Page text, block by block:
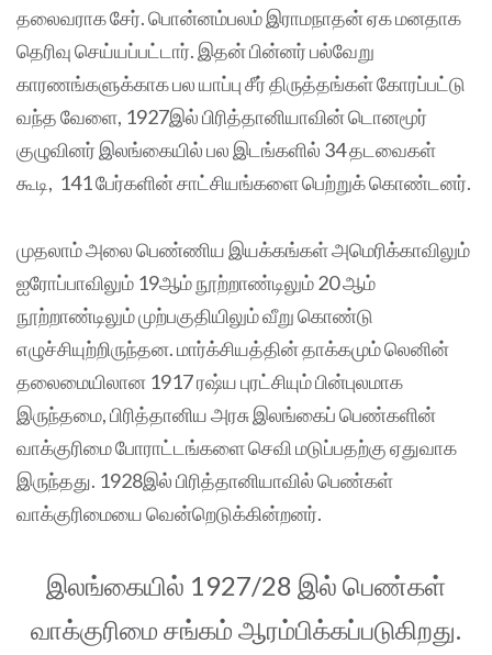
தலைவராக சேர். பொன்னம்பலம் இராமநாதன் ஏக மனதாக
தெரிவு செய்யப்பட்டார். இதன் பின்னர் பல்வேறு
காரணங்களுக்காக பல யாப்பு சீர் திருத்தங்கள் கோரப்பட்டு
வந்த வேளை, 1927இல் பிரித்தானியாவின் டொனமூர்
குழுவினர் இலங்கையில் பல இடங்களில் 34 தடவைகள்
கூடி, 141 பேர்களின் சாட்சியங்களை பெற்றுக் கொண்டனர்.
முதலாம் அலை பெண்ணிய இயக்கங்கள் அமெரிக்காவிலும்
ஐரோப்பாவிலும் 19ஆம் நூற்றாண்டிலும் 20 ஆம்
நூற்றாண்டிலும் முற்பகுதியிலும் வீறு கொண்டு
எழுச்சியுற்றிருந்தன. மார்க்சியத்தின் தாக்கமும் லெனின்
தலைமையிலான 1917 ரஷ்ய புரட்சியும் பின்புலமாக
இருந்தமை, பிரித்தானிய அரசு இலங்கைப் பெண்களின்
வாக்குரிமை போராட்டங்களை செவி மடுப்பதற்கு ஏதுவாக
இருந்தது. 1928இல் பிரித்தானியாவில் பெண்கள்
வாக்குரிமையை வென்றெடுக்கின்றனர்.
இலங்கையில் 1927/28 இல் பெண்கள்
வாக்குரிமை சங்கம் ஆரம்பிக்கப்படுகிறது.